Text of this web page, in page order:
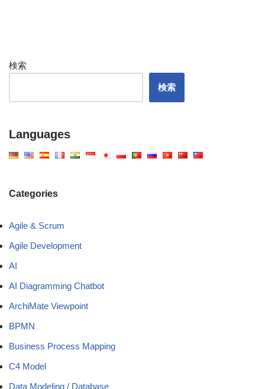
検索
検索
Languages
Categories
Agile & Scrum
Agile Development
AI
AI Diagramming Chatbot
ArchiMate Viewpoint
BPMN
Business Process Mapping
C4 Model
Data Modeling / Database